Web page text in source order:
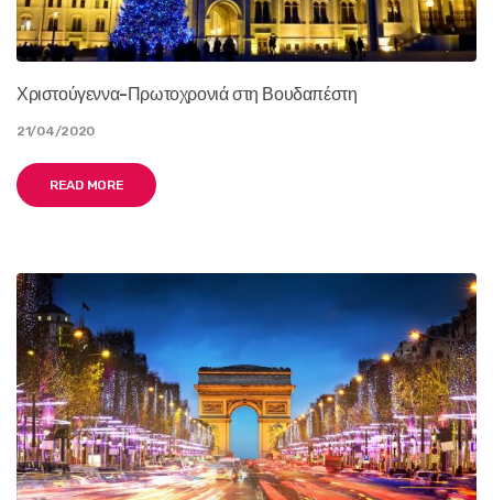
Χριστούγεννα-Πρωτοχρονιά στη Βουδαπέστη
21/04/2020
READ MORE